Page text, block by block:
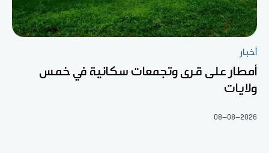
أخبار
أمطار على قرى وتجمعات سكانية في خمس
ولايات
08-08-2026